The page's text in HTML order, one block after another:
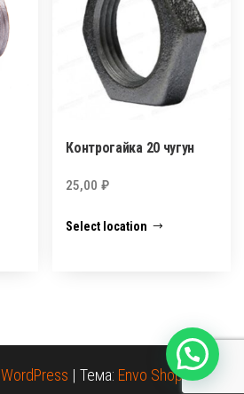
Контрогайка 20 чугун
25,00₽
Select location
WordPress | Тема: Envo Shopper